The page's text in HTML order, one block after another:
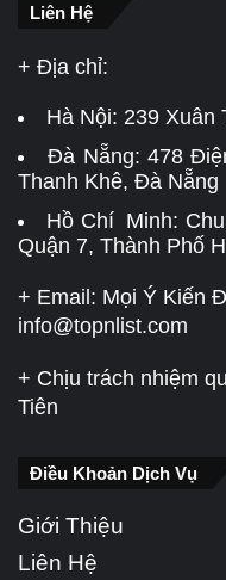
Liên Hệ
+ Địa chỉ:
Hà Nội: 239 Xuân
Đà Nẵng:478
Thanh Khê, Đà Nẵng
Hồ Chí Minh:
Quận 7, Thành Phố
+ Email: Mọi Ý Kiến
info@topnlist.com
+ Chịu trách nhiệm
Tiên
Điều Khoản Dịch Vụ
Giới Thiệu
Liên Hệ